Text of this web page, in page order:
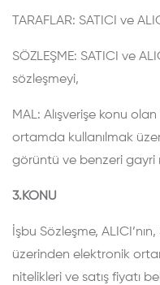
TARAFLAR: SATICI ve
SÖZLEŞME: SATICI ve
sözleşmeyi,
MAL: Alışverişe konu
ortamda kullanılmak
görüntü ve benzeri gayri
3.KONU
İşbu Sözleşme,
üzerinden elektronik
nitelikleri ve satış fiyatı